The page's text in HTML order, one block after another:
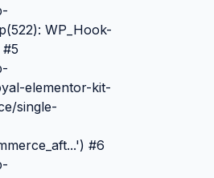
WP_Hook-
elementor-kit-
single-
#6